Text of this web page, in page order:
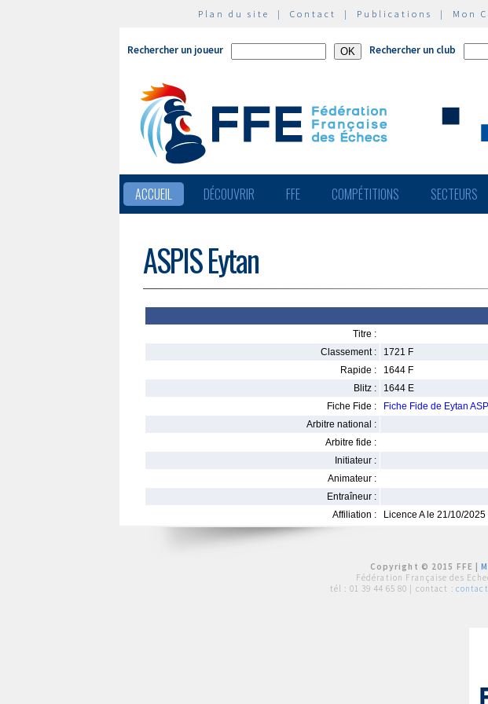
Plan du site | Contact | Publications | Mon
Rechercher un joueur Rechercher un club
ACCUEIL DÉCOUVRIR FFE COMPÉTITIONS SECTEURS
ASPIS Eytan
Titre :
Classement :
1721 F
Rapide :
1644 F
Blitz :
1644 E
Fiche Fide :
Fiche Fide de Eytan
Arbitre national :
Arbitre fide :
Initiateur :
Animateur :
Entraîneur :
Affiliation :
Licence A le 21/10/2025
Copyright © 2015 FFE |
Fédération Française des
tél : 01 39 44 65 80 | contact :